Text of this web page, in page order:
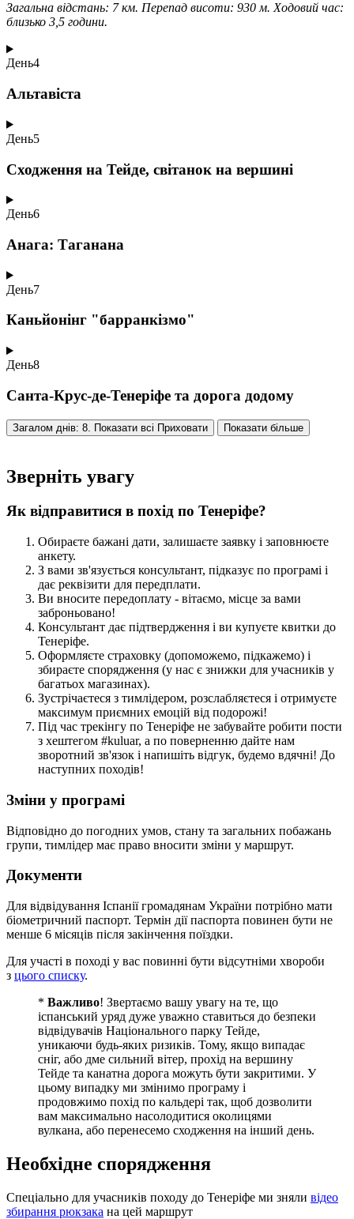
Загальна відстань: 7 км. Перепад висоти: 930 м. Ходовий час:
близько 3,5 години.
День4
Альтавіста
День5
Сходження на Тейде, світанок на вершині
День6
Анага: Таганана
День7
Каньйонінг "барранкізмо"
День8
Санта-Крус-де-Тенеріфе та дорога додому
Загалом днів: 8. Показати всі Приховати Показати більше
Зверніть увагу
Як відправитися в похід по Тенеріфе?
Обираєте бажані дати, залишаєте заявку і заповнюєте
анкету.
З вами зв'язується консультант, підказує по програмі і
дає реквізити для передплати.
Ви вносите передоплату - вітаємо, місце за вами
заброньовано!
Консультант дає підтвердження і ви купуєте квитки до
Тенеріфе.
Оформляєте страховку (допоможемо, підкажемо) і
збираєте спорядження (у нас є знижки для учасників у
багатьох магазинах).
Зустрічаєтеся з тимлідером, розслабляєтеся і отримуєте
максимум приємних емоцій від подорожі!
Під час трекінгу по Тенеріфе не забувайте робити пости
з хештегом #kuluar, а по поверненню дайте нам
зворотний зв'язок і напишіть відгук, будемо вдячні! До
наступних походів!
Зміни у програмі
Відповідно до погодних умов, стану та загальних побажань
групи, тимлідер має право вносити зміни у маршрут.
Документи
Для відвідування Іспанії громадянам України потрібно мати
біометричний паспорт. Термін дії паспорта повинен бути не
менше 6 місяців після закінчення поїздки.
Для участі в поході у вас повинні бути відсутніми хвороби
з цього списку.
* Важливо! Звертаємо вашу увагу на те, що
іспанський уряд дуже уважно ставиться до безпеки
відвідувачів Національного парку Тейде,
уникаючи будь-яких ризиків. Тому, якщо випадає
сніг, або дме сильний вітер, прохід на вершину
Тейде та канатна дорога можуть бути закритими. У
цьому випадку ми змінимо програму і
продовжимо похід по кальдері так, щоб дозволити
вам максимально насолодитися околицями
вулкана, або перенесемо сходження на інший день.
Необхідне спорядження
Спеціально для учасників походу до Тенеріфе ми зняли відео
збирання рюкзака на цей маршрут